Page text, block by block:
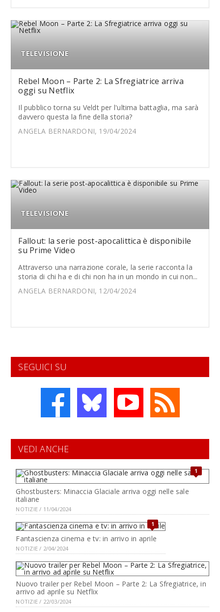
TELEVISIONE
Rebel Moon – Parte 2: La Sfregiatrice arriva
oggi su Netflix
Il pubblico torna su Veldt per l'ultima battaglia, ma sarà
davvero questa la fine della storia?
ANGELA BERNARDONI, 19/04/2024
TELEVISIONE
Fallout: la serie post-apocalittica è disponibile
su Prime Video
Attraverso una narrazione corale, la serie racconta la
storia di chi ha e di chi non ha in un mondo in cui non...
ANGELA BERNARDONI, 12/04/2024
SEGUICI SU
VEDI ANCHE
1
Ghostbusters: Minaccia Glaciale arriva oggi nelle sale
italiane
NOTIZIE / 11/04/2024
1
Fantascienza cinema e tv: in arrivo in aprile
NOTIZIE / 2/04/2024
Nuovo trailer per Rebel Moon – Parte 2: La Sfregiatrice, in
arrivo ad aprile su Netflix
NOTIZIE / 22/03/2024